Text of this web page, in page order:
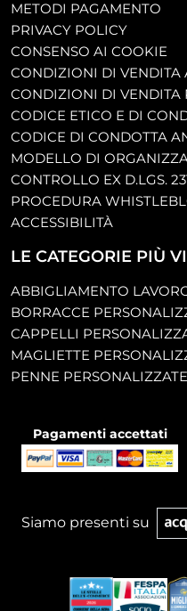
METODI PAGAMENTO
PRIVACY POLICY
CONSENSO AI COOKIE
CONDIZIONI DI VENDITA
CONDIZIONI DI VENDITA
CODICE ETICO E DI
CODICE DI CONDOTTA
MODELLO DI
CONTROLLO EX D.LGS.
PROCEDURA
ACCESSIBILITÀ
LE CATEGORIE PIÙ
ABBIGLIAMENTO
BORRACCE
CAPPELLI
MAGLIETTE
PENNE PERSONALIZZATE
Pagamenti accettati
Siamo presenti su